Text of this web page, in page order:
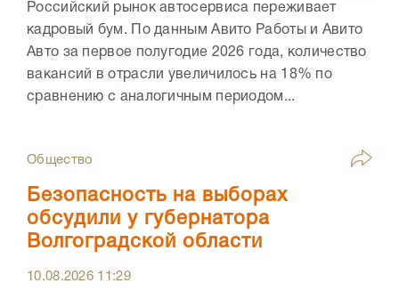
Российский рынок автосервиса переживает
кадровый бум. По данным Авито Работы и Авито
Авто за первое полугодие 2026 года, количество
вакансий в отрасли увеличилось на 18% по
сравнению с аналогичным периодом...
Общество
Безопасность на выборах
обсудили у губернатора
Волгоградской области
10.08.2026 11:29